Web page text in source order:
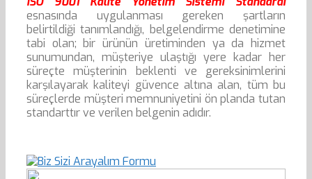
esnasında uygulanması gereken şartların
belirtildiği tanımlandığı, belgelendirme denetimine
tabi olan; bir ürünün üretiminden ya da hizmet
sunumundan, müşteriye ulaştığı yere kadar her
süreçte müşterinin beklenti ve gereksinimlerini
karşılayarak kaliteyi güvence altına alan, tüm bu
süreçlerde müşteri memnuniyetini ön planda tutan
standarttır ve verilen belgenin adıdır.